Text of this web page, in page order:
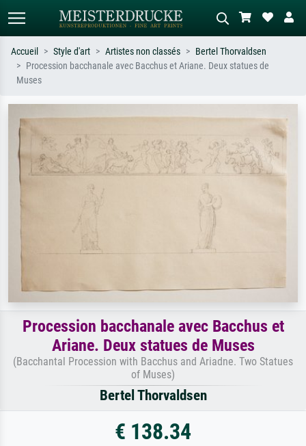
impressionnisme, vague de Hokusai,
nu.
tableau sombre, nu debout près d'un
arbre.
Accueil Style d'art Artistes non classés
Bertel Thorvaldsen
Procession bacchanale avec Bacchus et Ariane. Deux statues de
Muses
Procession bacchanale avec Bacchus et
Ariane. Deux statues de Muses
(Bacchantal Procession with Bacchus and Ariadne. Two Statues
of Muses)
Bertel Thorvaldsen
€ 138.34